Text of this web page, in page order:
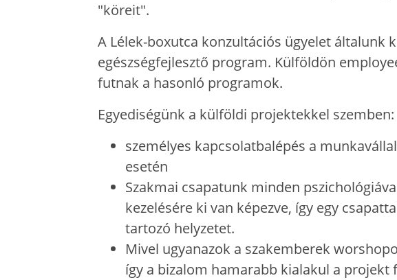
"köreit".
A Lélek-boxutca konzultációs ügyelet általunk
egészségfejlesztő program. Külföldön
futnak a hasonló programok.
Egyediségünk a külföldi projektekkel szemben:
személyes kapcsolatbalépés a
esetén
Szakmai csapatunk minden
kezelésére ki van képezve, így egy
tartozó helyzetet.
Mivel ugyanazok a szakemberek
így a bizalom hamarabb kialakul a projekt